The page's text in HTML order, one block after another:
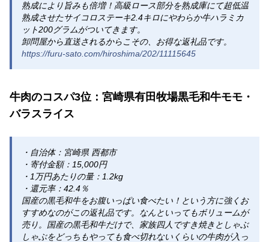
熟成により旨みも倍増！高級ロース部分を熟成庫にて超低温
熟成させたサイコロステーキ2.4キロにやわらか牛ハラミカ
ット200グラムがついてきます。
卸問屋から直送されるからこその、お得な返礼品です。
https://furu-sato.com/hiroshima/202/11115645
牛肉のコスパ3位：宮崎県有田牧場黒毛和牛モモ・
バラスライス
・自治体：宮崎県 西都市
・寄付金額：15,000円
・1万円あたりの量：1.2kg
・還元率：42.4％
国産の黒毛和牛をお腹いっぱい食べたい！という方に強くお
すすめなのがこの返礼品です。なんといってもボリュームが
売り。国産の黒毛和牛だけで、家族四人ですき焼きとしゃぶ
しゃぶをどっちもやっても食べ切れないくらいの牛肉が入っ